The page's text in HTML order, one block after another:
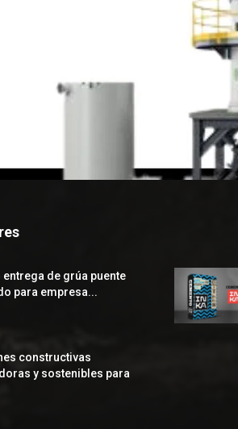
de grúa puente
para empresa...
constructivas
y sostenibles para